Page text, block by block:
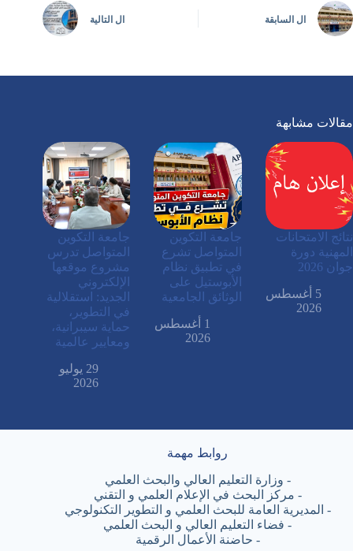
ال السابقة ال التالية
مقالات مشابهة
نتائج الامتحانات
المهنية دورة
جوان 2026
5 أغسطس
2026
جامعة التكوين
المتواصل تشرع
في تطبيق نظام
الأبوستيل على
الوثائق الجامعية
1 أغسطس
2026
جامعة التكوين
المتواصل تدرس
مشروع موقعها
الإلكتروني
الجديد: استقلالية
في التطوير،
حماية سيبرانية،
ومعايير عالمية
29 يوليو
2026
روابط مهمة
- وزارة التعليم العالي والبحث العلمي
- مركز البحث في الإعلام العلمي و التقني
- المديرية العامة للبحث العلمي و التطوير التكنولوجي
- فضاء التعليم العالي و البحث العلمي
- حاضنة الأعمال الرقمية